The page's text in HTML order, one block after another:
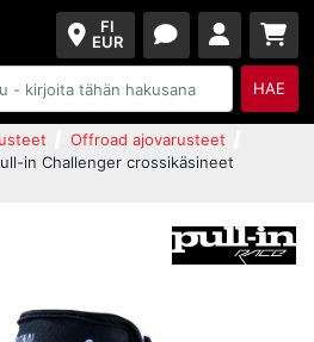
FI
EUR
HAE
Offroad ajovarusteet
in Challenger crossikäsineet